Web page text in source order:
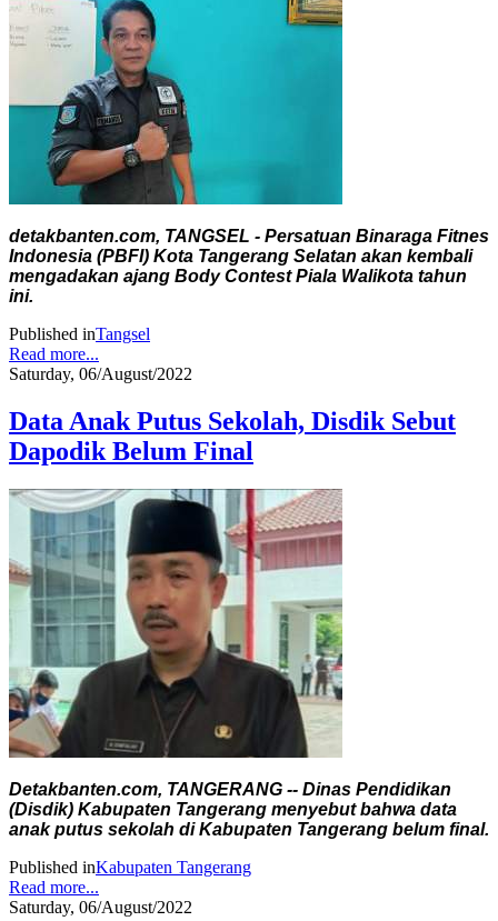
detakbanten.com, TANGSEL - Persatuan Binaraga Fitnes
Indonesia (PBFI) Kota Tangerang Selatan akan kembali
mengadakan ajang Body Contest Piala Walikota tahun
ini.
Published inTangsel
Read more...
Saturday, 06/August/2022
Data Anak Putus Sekolah, Disdik Sebut
Dapodik Belum Final
Detakbanten.com, TANGERANG -- Dinas Pendidikan
(Disdik) Kabupaten Tangerang menyebut bahwa data
anak putus sekolah di Kabupaten Tangerang belum final.
Published inKabupaten Tangerang
Read more...
Saturday, 06/August/2022